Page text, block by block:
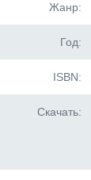
Жанр:
Год:
ISBN:
Скачать: